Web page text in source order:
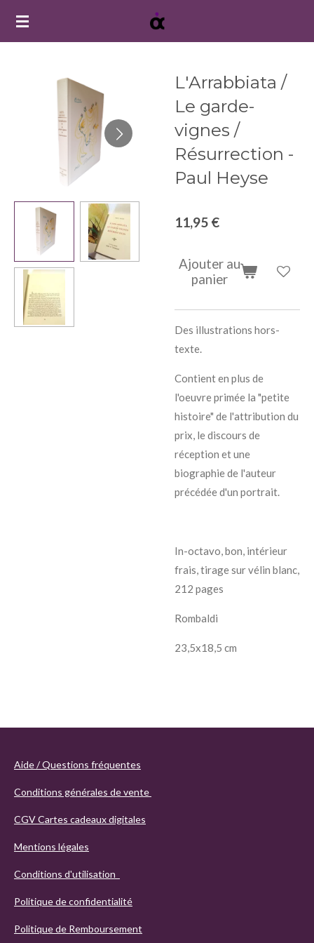
Passer
L'Arrabbiata /
Le garde-
vignes /
Résurrection -
Paul Heyse
11,95 €
Ajouter au
panier
Des illustrations hors-
texte.
Contient en plus de
l'oeuvre primée la "petite
histoire" de l'attribution du
prix, le discours de
réception et une
biographie de l'auteur
précédée d'un portrait.
In-octavo, bon, intérieur
frais, tirage sur vélin blanc,
212 pages
Rombaldi
23,5x18,5 cm
Aide / Questions fréquentes
Conditions générales de vente
CGV Cartes cadeaux digitales
Mentions légales
Conditions d'utilisation
Politique de confidentialité
Politique de Remboursement